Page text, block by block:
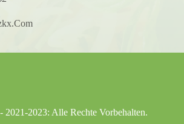
2023: Alle Rechte Vorbehalten.